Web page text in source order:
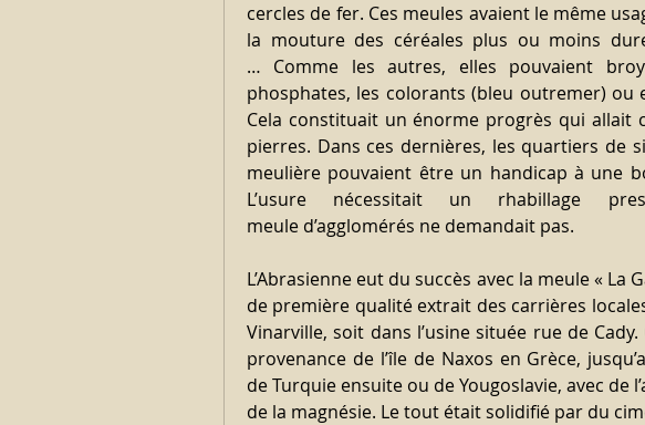
cercles de fer. Ces meules avaient le même
la mouture des céréales plus ou moins
… Comme les autres, elles pouvaient
phosphates, les colorants (bleu outremer) ou
Cela constituait un énorme progrès qui allait
pierres. Dans ces dernières, les quartiers de
meulière pouvaient être un handicap à une
L’usure nécessitait un rhabillage
meule d’agglomérés ne demandait pas.
L’Abrasienne eut du succès avec la meule « La
de première qualité extrait des carrières
Vinarville, soit dans l’usine située rue de
provenance de l’île de Naxos en Grèce,
de Turquie ensuite ou de Yougoslavie, avec de
de la magnésie. Le tout était solidifié par du